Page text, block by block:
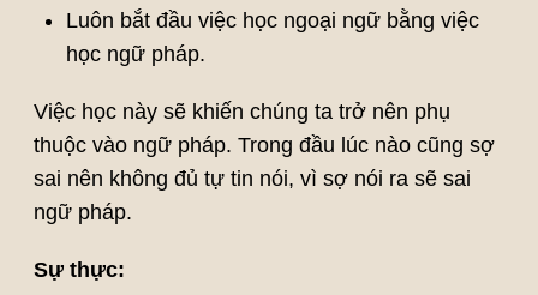
Luôn bắt đầu việc học ngoại ngữ bằng việc
học ngữ pháp.
Việc học này sẽ khiến chúng ta trở nên phụ
thuộc vào ngữ pháp. Trong đầu lúc nào cũng sợ
sai nên không đủ tự tin nói, vì sợ nói ra sẽ sai
ngữ pháp.
Sự thực: